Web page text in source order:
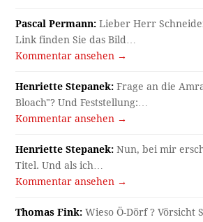
Pascal Permann: Lieber Herr
Link finden Sie das Bild…
Kommentar ansehen →
Henriette Stepanek: Frage an die
Bloach"? Und Feststellung:…
Kommentar ansehen →
Henriette Stepanek: Nun, bei mir
Titel. Und als ich…
Kommentar ansehen →
Thomas Fink: Wieso Ö-Dörf ? Vörsicht